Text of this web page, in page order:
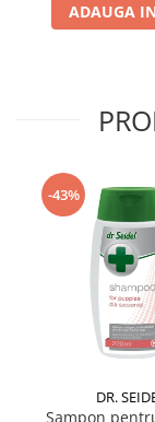
ADAUGA
-43%
DR.
Sampon